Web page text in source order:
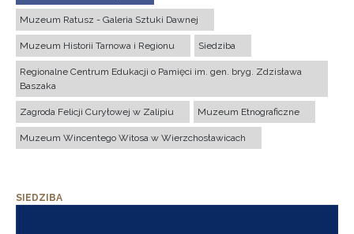
Muzeum Ratusz - Galeria Sztuki Dawnej
Muzeum Historii Tarnowa i Regionu Siedziba
Regionalne Centrum Edukacji o Pamięci im. gen. bryg. Zdzisława
Baszaka
Zagroda Felicji Curyłowej w Zalipiu Muzeum Etnograficzne
Muzeum Wincentego Witosa w Wierzchosławicach
SIEDZIBA